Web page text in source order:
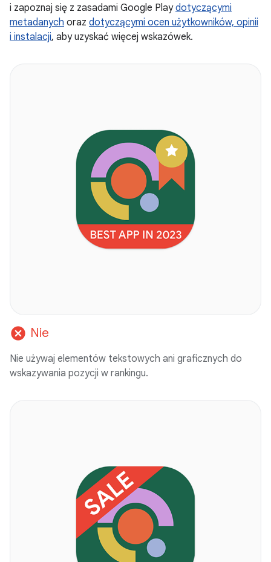
i zapoznaj się z zasadami Google Playdotyczącymi
metadanych oraz dotyczącymi ocen użytkowników, opinii
i instalacji, aby uzyskać więcej wskazówek.
cancel Nie
Nie używaj elementów tekstowych ani graficznych do
wskazywania pozycji w rankingu.